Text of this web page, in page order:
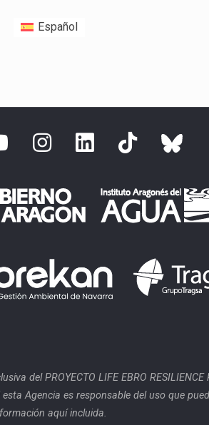
del PROYECTO LIFE EBRO
Agencia es responsable del uso que
aquí incluida.
Español